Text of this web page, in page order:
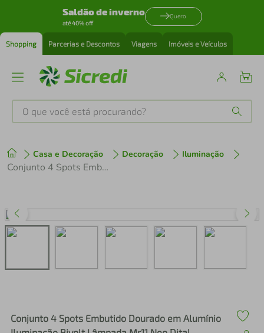
Saldão de inverno
até 40% off
Quero
Shopping Parcerias e Descontos Viagens Imóveis e Veículos
O que você está procurando?
Casa e Decoração Decoração Iluminação
Conjunto 4 Spots Embutido Dourado em Alumínio Iluminação Bivolt Lâmpada Mr11 Neo Dital
Conjunto 4 Spots Embutido Dourado em Alumínio
1º tenis
perfume